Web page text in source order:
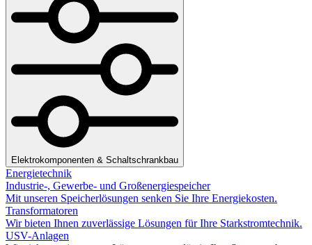
Elektrokomponenten & Schaltschrankbau
Energietechnik
Industrie-, Gewerbe- und Großenergiespeicher
Mit unseren Speicherlösungen senken Sie Ihre Energiekosten.
Transformatoren
Wir bieten Ihnen zuverlässige Lösungen für Ihre Starkstromtechnik.
USV-Anlagen